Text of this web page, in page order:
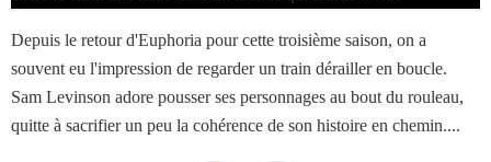
Depuis le retour d'Euphoria pour cette troisième saison, on a
souvent eu l'impression de regarder un train dérailler en boucle.
Sam Levinson adore pousser ses personnages au bout du rouleau,
quitte à sacrifier un peu la cohérence de son histoire en chemin....